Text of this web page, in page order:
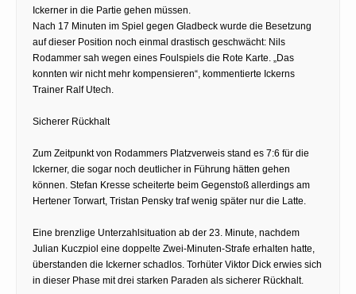
Ickerner in die Partie gehen müssen.
Nach 17 Minuten im Spiel gegen Gladbeck wurde die Besetzung
auf dieser Position noch einmal drastisch geschwächt: Nils
Rodammer sah wegen eines Foulspiels die Rote Karte. „Das
konnten wir nicht mehr kompensieren“, kommentierte Ickerns
Trainer Ralf Utech.
Sicherer Rückhalt
Zum Zeitpunkt von Rodammers Platzverweis stand es 7:6 für die
Ickerner, die sogar noch deutlicher in Führung hätten gehen
können. Stefan Kresse scheiterte beim Gegenstoß allerdings am
Hertener Torwart, Tristan Pensky traf wenig später nur die Latte.
Eine brenzlige Unterzahlsituation ab der 23. Minute, nachdem
Julian Kuczpiol eine doppelte Zwei-Minuten-Strafe erhalten hatte,
überstanden die Ickerner schadlos. Torhüter Viktor Dick erwies sich
in dieser Phase mit drei starken Paraden als sicherer Rückhalt.